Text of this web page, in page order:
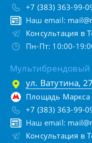
+7 (383) 363-99-
Наш email:
Консультация в
Пн-Пт: 10:00-
Мультибрендовый
ул. Ватутина, 27
Площадь Маркса
+7 (383) 363-99-
Наш email:
Консультация в